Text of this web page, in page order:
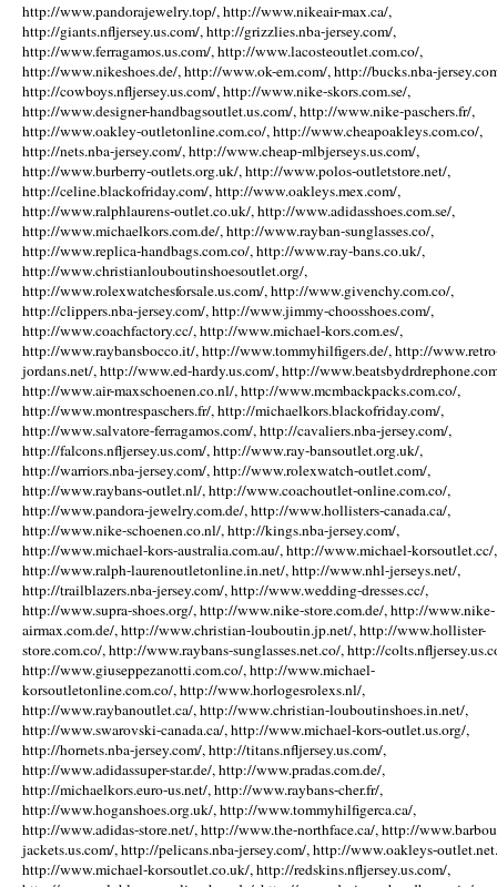
http://www.pandorajewelry.top/, http://www.nikeair-max.ca/,
http://giants.nfljersey.us.com/, http://grizzlies.nba-jersey.com/,
http://www.ferragamos.us.com/, http://www.lacosteoutlet.com.co/,
http://www.nikeshoes.de/, http://www.ok-em.com/, http://bucks.nba-
http://cowboys.nfljersey.us.com/, http://www.nike-skors.com.se/,
http://www.designer-handbagsoutlet.us.com/, http://www.nike-paschers.fr/,
http://www.oakley-outletonline.com.co/, http://www.cheapoakleys.com.co/,
http://nets.nba-jersey.com/, http://www.cheap-mlbjerseys.us.com/,
http://www.burberry-outlets.org.uk/, http://www.polos-outletstore.net/,
http://celine.blackofriday.com/, http://www.oakleys.mex.com/,
http://www.ralphlaurens-outlet.co.uk/, http://www.adidasshoes.com.se/,
http://www.michaelkors.com.de/, http://www.rayban-sunglasses.co/,
http://www.replica-handbags.com.co/, http://www.ray-bans.co.uk/,
http://www.christianlouboutinshoesoutlet.org/,
http://www.rolexwatchesforsale.us.com/, http://www.givenchy.com.co/,
http://clippers.nba-jersey.com/, http://www.jimmy-choosshoes.com/,
http://www.coachfactory.cc/, http://www.michael-kors.com.es/,
http://www.raybansbocco.it/, http://www.tommyhilfigers.de/, http://
jordans.net/, http://www.ed-hardy.us.com/, http://
http://www.air-maxschoenen.co.nl/, http://www.mcmbackpacks.com.co/,
http://www.montrespaschers.fr/, http://michaelkors.blackofriday.com/,
http://www.salvatore-ferragamos.com/, http://cavaliers.nba-jersey.com/,
http://falcons.nfljersey.us.com/, http://www.ray-bansoutlet.org.uk/,
http://warriors.nba-jersey.com/, http://www.rolexwatch-outlet.com/,
http://www.raybans-outlet.nl/, http://www.coachoutlet-online.com.co/,
http://www.pandora-jewelry.com.de/, http://www.hollisters-canada.ca/,
http://www.nike-schoenen.co.nl/, http://kings.nba-jersey.com/,
http://www.michael-kors-australia.com.au/, http://www.michael-korsoutlet.cc/,
http://www.ralph-laurenoutletonline.in.net/, http://www.nhl-jerseys.net/,
http://trailblazers.nba-jersey.com/, http://www.wedding-dresses.cc/,
http://www.supra-shoes.org/, http://www.nike-store.com.de/, http://www.nike-
airmax.com.de/, http://www.christian-louboutin.jp.net/, http://www.hollister-
store.com.co/, http://www.raybans-sunglasses.net.co/, http://
http://www.giuseppezanotti.com.co/, http://www.michael-
korsoutletonline.com.co/, http://www.horlogesrolexs.nl/,
http://www.raybanoutlet.ca/, http://www.christian-louboutinshoes.in.net/,
http://www.swarovski-canada.ca/, http://www.michael-kors-outlet.us.org/,
http://hornets.nba-jersey.com/, http://titans.nfljersey.us.com/,
http://www.adidassuper-star.de/, http://www.pradas.com.de/,
http://michaelkors.euro-us.net/, http://www.raybans-cher.fr/,
http://www.hoganshoes.org.uk/, http://www.tommyhilfigerca.ca/,
http://www.adidas-store.net/, http://www.the-northface.ca/, http://
jackets.us.com/, http://pelicans.nba-jersey.com/, http://www.oakleys-
http://www.michael-korsoutlet.co.uk/, http://redskins.nfljersey.us.com/,